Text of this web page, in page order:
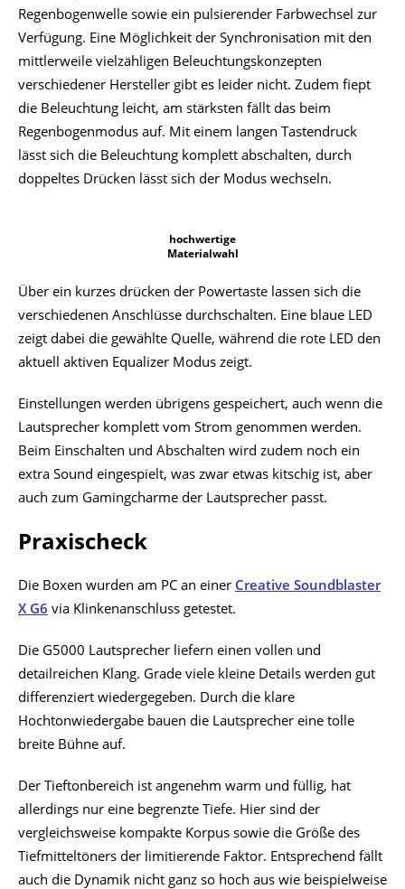
Regenbogenwelle sowie ein pulsierender Farbwechsel zur
Verfügung. Eine Möglichkeit der Synchronisation mit den
mittlerweile vielzähligen Beleuchtungskonzepten
verschiedener Hersteller gibt es leider nicht. Zudem fiept
die Beleuchtung leicht, am stärksten fällt das beim
Regenbogenmodus auf. Mit einem langen Tastendruck
lässt sich die Beleuchtung komplett abschalten, durch
doppeltes Drücken lässt sich der Modus wechseln.
hochwertige
Materialwahl
Über ein kurzes drücken der Powertaste lassen sich die
verschiedenen Anschlüsse durchschalten. Eine blaue LED
zeigt dabei die gewählte Quelle, während die rote LED den
aktuell aktiven Equalizer Modus zeigt.
Einstellungen werden übrigens gespeichert, auch wenn die
Lautsprecher komplett vom Strom genommen werden.
Beim Einschalten und Abschalten wird zudem noch ein
extra Sound eingespielt, was zwar etwas kitschig ist, aber
auch zum Gamingcharme der Lautsprecher passt.
Praxischeck
Die Boxen wurden am PC an einer Creative Soundblaster
X G6 via Klinkenanschluss getestet.
Die G5000 Lautsprecher liefern einen vollen und
detailreichen Klang. Grade viele kleine Details werden gut
differenziert wiedergegeben. Durch die klare
Hochtonwiedergabe bauen die Lautsprecher eine tolle
breite Bühne auf.
Der Tieftonbereich ist angenehm warm und füllig, hat
allerdings nur eine begrenzte Tiefe. Hier sind der
vergleichsweise kompakte Korpus sowie die Größe des
Tiefmitteltöners der limitierende Faktor. Entsprechend fällt
auch die Dynamik nicht ganz so hoch aus wie beispielweise